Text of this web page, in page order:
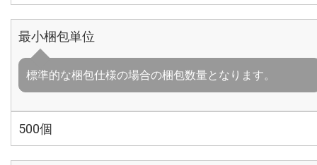
最小梱包単位
標準的な梱包仕様の場合の梱包数量となります。
500個